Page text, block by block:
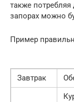
также
запорах можно
Пример
Завтрак